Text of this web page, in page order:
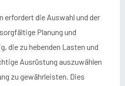
erfordert die Auswahl und der
Planung und
die zu hebenden Lasten und
Ausrüstung auszuwählen
zu gewährleisten. Dies